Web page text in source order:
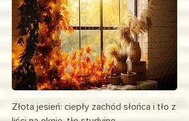
Złota jesień: ciepły zachód słońca i tło z